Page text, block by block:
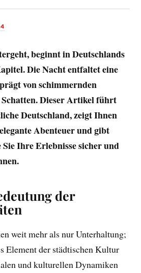
beginnt in Deutschlands
Die Nacht entfaltet eine
von schimmernden
Dieser Artikel führt
Deutschland, zeigt Ihnen
Abenteuer und gibt
Ihre Erlebnisse sicher und
der
weit mehr als nur Unterhaltung;
Element der städtischen Kultur
und kulturellen Dynamiken